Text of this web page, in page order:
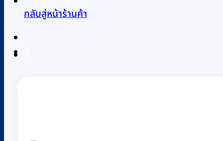
กลับสู่หน้าร้านค้า